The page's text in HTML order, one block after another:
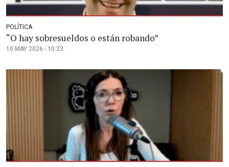
POLÍTICA
“O hay sobresueldos o están robando”
10 MAY 2026 - 10:23